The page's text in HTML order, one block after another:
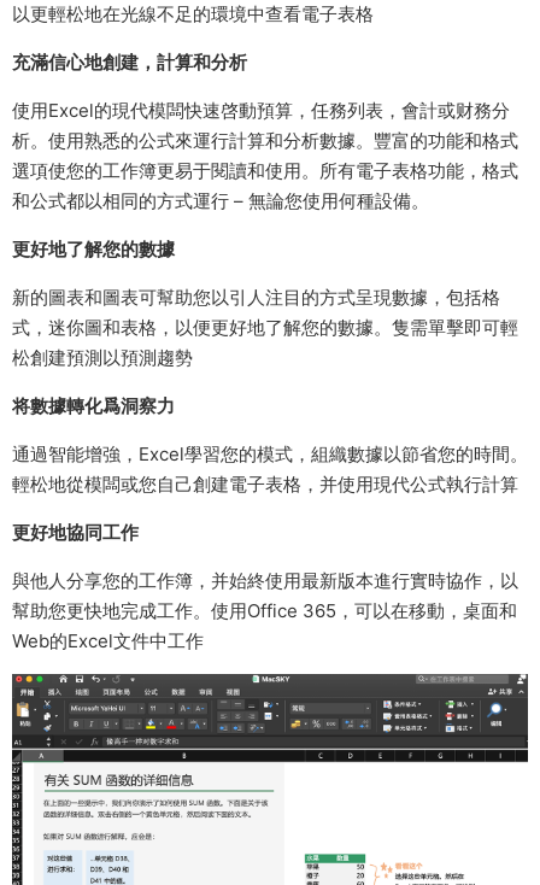
以更輕松地在光線不足的環境中查看電子表格
充滿信心地創建，計算和分析
使用Excel的現代模闆快速啓動預算，任務列表，會計或财務分
析。使用熟悉的公式來運行計算和分析數據。豐富的功能和格式
選項使您的工作簿更易于閱讀和使用。所有電子表格功能，格式
和公式都以相同的方式運行 – 無論您使用何種設備。
更好地了解您的數據
新的圖表和圖表可幫助您以引人注目的方式呈現數據，包括格
式，迷你圖和表格，以便更好地了解您的數據。隻需單擊即可輕
松創建預測以預測趨勢
将數據轉化爲洞察力
通過智能增強，Excel學習您的模式，組織數據以節省您的時間。
輕松地從模闆或您自己創建電子表格，并使用現代公式執行計算
更好地協同工作
與他人分享您的工作簿，并始終使用最新版本進行實時協作，以
幫助您更快地完成工作。使用Office 365，可以在移動，桌面和
Web的Excel文件中工作